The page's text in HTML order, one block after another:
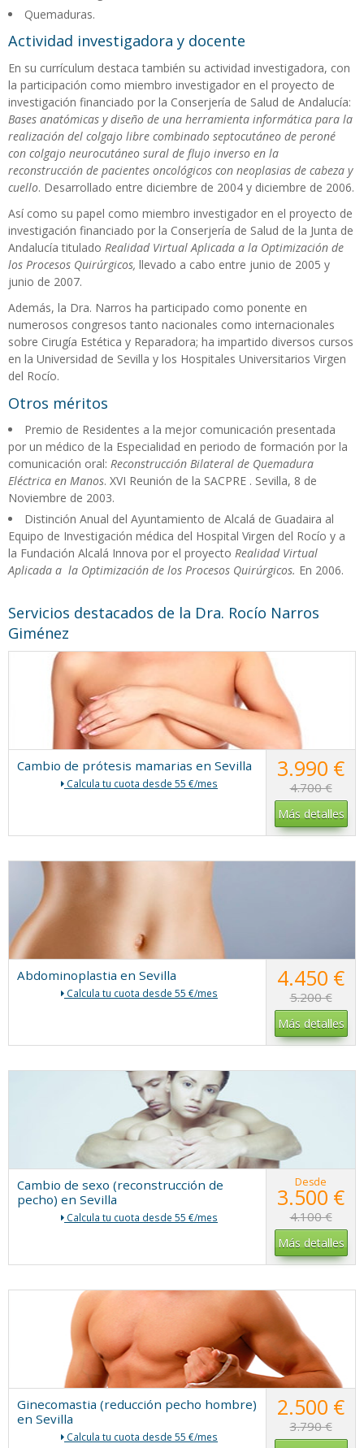
Quemaduras.
Actividad investigadora y docente
En su currículum destaca también su actividad investigadora, con
la participación como miembro investigador en el proyecto de
investigación financiado por la Conserjería de Salud de Andalucía:
Bases anatómicas y diseño de una herramienta informática para la
realización del colgajo libre combinado septocutáneo de peroné
con colgajo neurocutáneo sural de flujo inverso en la
reconstrucción de pacientes oncológicos con neoplasias de cabeza y
cuello. Desarrollado entre diciembre de 2004 y diciembre de 2006.
Así como su papel como miembro investigador en el proyecto de
investigación financiado por la Conserjería de Salud de la Junta de
Andalucía titulado Realidad Virtual Aplicada a la Optimización de
los Procesos Quirúrgicos, llevado a cabo entre junio de 2005 y
junio de 2007.
Además, la Dra. Narros ha participado como ponente en
numerosos congresos tanto nacionales como internacionales
sobre Cirugía Estética y Reparadora; ha impartido diversos cursos
en la Universidad de Sevilla y los Hospitales Universitarios Virgen
del Rocío.
Otros méritos
Premio de Residentes a la mejor comunicación presentada
por un médico de la Especialidad en periodo de formación por la
comunicación oral: Reconstrucción Bilateral de Quemadura
Eléctrica en Manos. XVI Reunión de la SACPRE . Sevilla, 8 de
Noviembre de 2003.
Distinción Anual del Ayuntamiento de Alcalá de Guadaira al
Equipo de Investigación médica del Hospital Virgen del Rocío y a
la Fundación Alcalá Innova por el proyecto Realidad Virtual
Aplicada a la Optimización de los Procesos Quirúrgicos. En 2006.
Servicios destacados de la Dra. Rocío Narros
Giménez
Cambio de prótesis mamarias en Sevilla
Calcula tu cuota desde 55 €/mes
3.990 €
4.700 €
Más detalles
Abdominoplastia en Sevilla
Calcula tu cuota desde 55 €/mes
4.450 €
5.200 €
Más detalles
Cambio de sexo (reconstrucción de
pecho) en Sevilla
Calcula tu cuota desde 55 €/mes
Desde
3.500 €
4.100 €
Más detalles
Ginecomastia (reducción pecho hombre)
en Sevilla
Calcula tu cuota desde 55 €/mes
2.500 €
3.790 €